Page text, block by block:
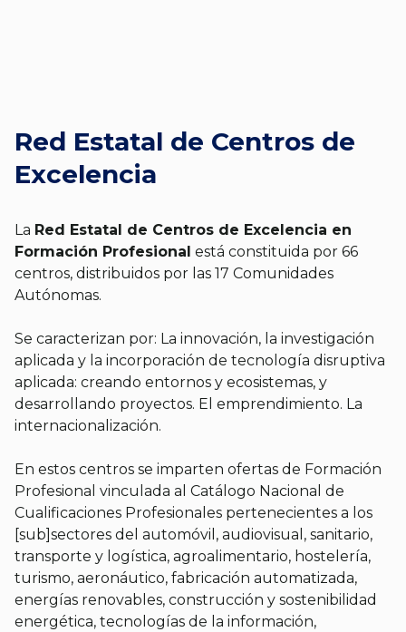
Red Estatal de Centros de
Excelencia
La Red Estatal de Centros de Excelencia en
Formación Profesional está constituida por 66
centros, distribuidos por las 17 Comunidades
Autónomas.
Se caracterizan por: La innovación, la investigación
aplicada y la incorporación de tecnología disruptiva
aplicada: creando entornos y ecosistemas, y
desarrollando proyectos. El emprendimiento. La
internacionalización.
En estos centros se imparten ofertas de Formación
Profesional vinculada al Catálogo Nacional de
Cualificaciones Profesionales pertenecientes a los
[sub]sectores del automóvil, audiovisual, sanitario,
transporte y logística, agroalimentario, hostelería,
turismo, aeronáutico, fabricación automatizada,
energías renovables, construcción y sostenibilidad
energética, tecnologías de la información,